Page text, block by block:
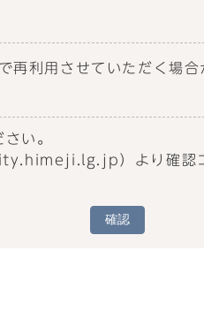
利用させていただく場合
い。
）より確認
確認